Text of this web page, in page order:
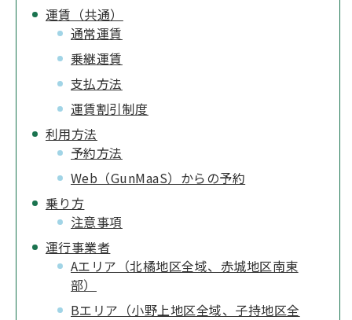
運賃（共通）
通常運賃
乗継運賃
支払方法
運賃割引制度
利用方法
予約方法
Web（GunMaaS）からの予約
乗り方
注意事項
運行事業者
Aエリア（北橘地区全域、赤城地区南東
部）
Bエリア（小野上地区全域、子持地区全